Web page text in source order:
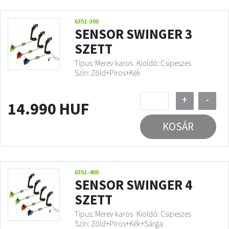
6351-300
SENSOR SWINGER 3
SZETT
Típus: Merev karos Kioldó: Csipeszes
Szín: Zöld+Piros+Kék
14.990 HUF +
-
KOSÁR
6351-400
SENSOR SWINGER 4
SZETT
Típus: Merev karos Kioldó: Csipeszes
Szín: Zöld+Piros+Kék+Sárga